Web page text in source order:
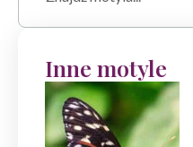
Inne motyle